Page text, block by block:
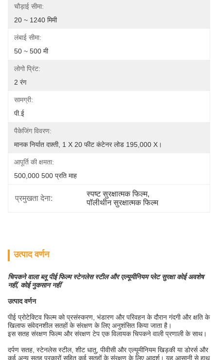
चौड़ाई सीमा:
20 ~ 1240 मिमी
लंबाई सीमा:
50 ~ 500 मी
लोगो प्रिंट:
2 रंग
सामग्री:
पी.ई
पैकेजिंग विवरण:
मानक निर्यात दफ़्ती, 1 X 20 फीट कंटेनर लोड 195,000 X।
आपूर्ति की क्षमता:
500,000 500 प्रति माह
प्रमुखता देना:
स्पष्ट सुरक्षात्मक फिल्म,
पॉलीथीन सुरक्षात्मक फिल्म
उत्पाद वर्णन
चिपकने वाला ब्लू पीई फिल्म स्टेनलेस स्टील और एल्यूमीनियम प्लेट सुरक्षा कोई अवशेष
नहीं, कोई नुकसान नहीं
उत्पाद वर्णन
पीई प्रोटेक्टिव फिल्म को प्रसंस्करण, भंडारण और परिवहन के दौरान गंदगी और क्षति के
खिलाफ संवेदनशील सतहों के संरक्षण के लिए अनुशंसित किया जाता है।
इससतह संरक्षण फिल्म और संरक्षण टेप एक विलायक चिपकने वाली प्रणाली के साथ।
दर्पण सतह, स्टेनलेस स्टील, शीट धातु, पीवीसी और एल्यूमीनियम खिड़की या डोरर्स और
कई अन्य सतह प्रकारों सहित कई सतहों के संरक्षण के लिए आदर्श। यह आसानी से हाथ